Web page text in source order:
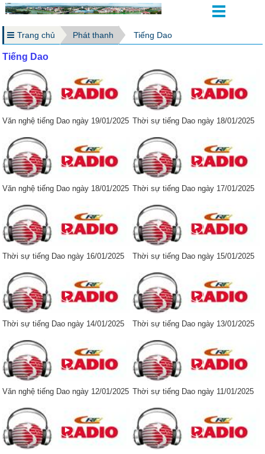
Trang chủ Phát thanh Tiếng Dao
Tiếng Dao
Văn nghệ tiếng Dao ngày 19/01/2025 Thời sự tiếng Dao ngày 18/01/2025
Văn nghệ tiếng Dao ngày 18/01/2025 Thời sự tiếng Dao ngày 17/01/2025
Thời sự tiếng Dao ngày 16/01/2025 Thời sự tiếng Dao ngày 15/01/2025
Thời sự tiếng Dao ngày 14/01/2025 Thời sự tiếng Dao ngày 13/01/2025
Văn nghệ tiếng Dao ngày 12/01/2025 Thời sự tiếng Dao ngày 11/01/2025